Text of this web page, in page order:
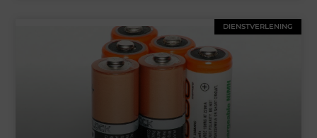
DIENSTVERLENING